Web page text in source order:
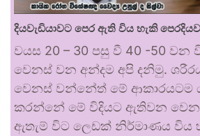
දියවැඩියාවට පෙර ඇති විය හැකි
වයස 20 – 30 පසු වී 40 -50 වන
වෙනස් වන අන්දම අපි දනිමු.
වෙනස් වන්නේත් මේ ආකාරයටම
කරන්නේ මේ විදියට ඇතිවන
ඇතැම් විට ලෙඩක් නිර්මාණය විය